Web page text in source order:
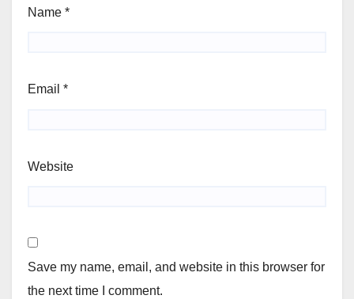
Name *
Email *
Website
Save my name, email, and website in this browser for
the next time I comment.